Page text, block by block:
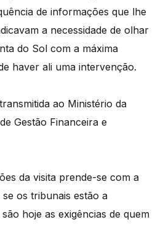
de informações que lhe
a necessidade de olhar
do Sol com a máxima
haver ali uma intervenção.
ao Ministério da
Gestão Financeira e
da visita prende-se com a
os tribunais estão a
hoje as exigências de quem